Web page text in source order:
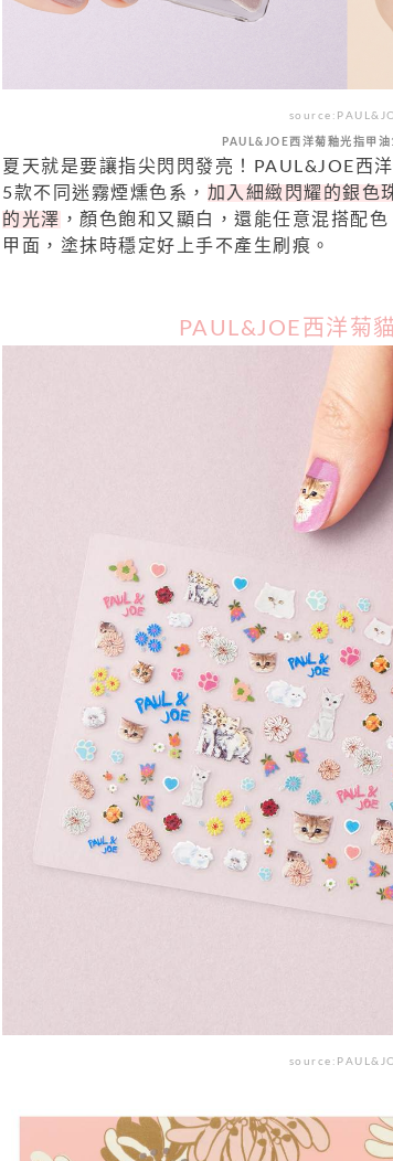
PAUL&JOE西洋菊釉光指甲
夏天就是要讓指尖閃閃發亮！PAUL&JOE西
5款不同迷霧煙燻色系， 加入細緻閃耀的銀色
的光澤 ，顏色飽和又顯白，還能任意混搭配
甲面，塗抹時穩定好上手不產生刷痕。
PAUL&JOE西洋菊